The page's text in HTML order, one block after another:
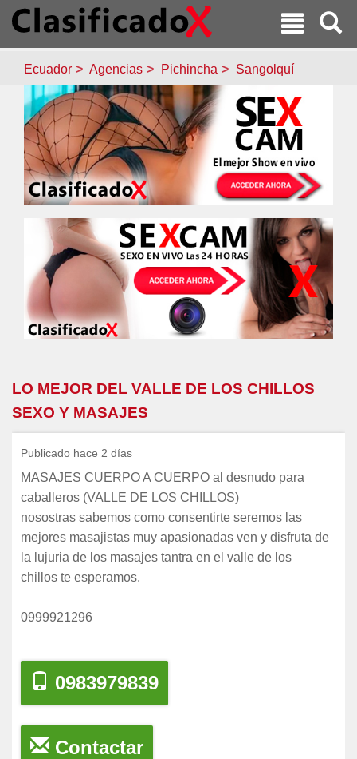
Ecuador Agencias Pichincha Sangolquí
LO MEJOR DEL VALLE DE LOS CHILLOS
SEXO Y MASAJES
Publicado hace 2 días
MASAJES CUERPO A CUERPO al desnudo para
caballeros (VALLE DE LOS CHILLOS)
nosostras sabemos como consentirte seremos las
mejores masajistas muy apasionadas ven y disfruta de
la lujuria de los masajes tantra en el valle de los
chillos te esperamos.
0999921296
0983979839
Contactar